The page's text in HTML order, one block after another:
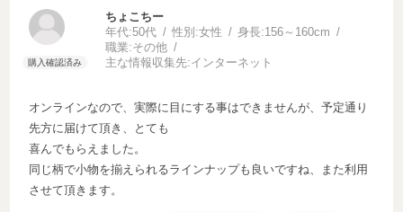
ちょこちー
年代:50代 性別:女性 身長:156～160cm
職業:その他
主な情報収集先:インターネット
オンラインなので、実際に目にする事はできませんが、予定通り
先方に届けて頂き、とても
喜んでもらえました。
同じ柄で小物を揃えられるラインナップも良いですね、また利用
させて頂きます。